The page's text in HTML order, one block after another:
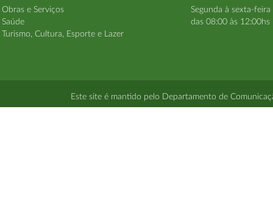
Obras e Serviços
Saúde
Turismo, Cultura, Esporte e Lazer
Segunda à sexta-feira
das 08:00 às 12:00hs
Este site é mantido pelo Departamento de